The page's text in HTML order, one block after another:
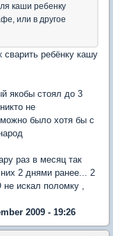
каши ребенку
или в другое
сварить ребёнку кашу
якобы стоял до 3
не
было хотя бы с
раз в месяц так
2 днями ранее... 2
искал поломку ,
2009 - 19:26